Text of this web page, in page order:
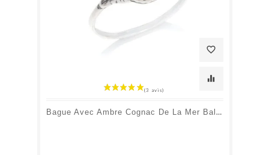
favorite_border
equalizer
Bague Avec Ambre Cognac De La Mer Baltique Ovale, En Argent Vieilli 925